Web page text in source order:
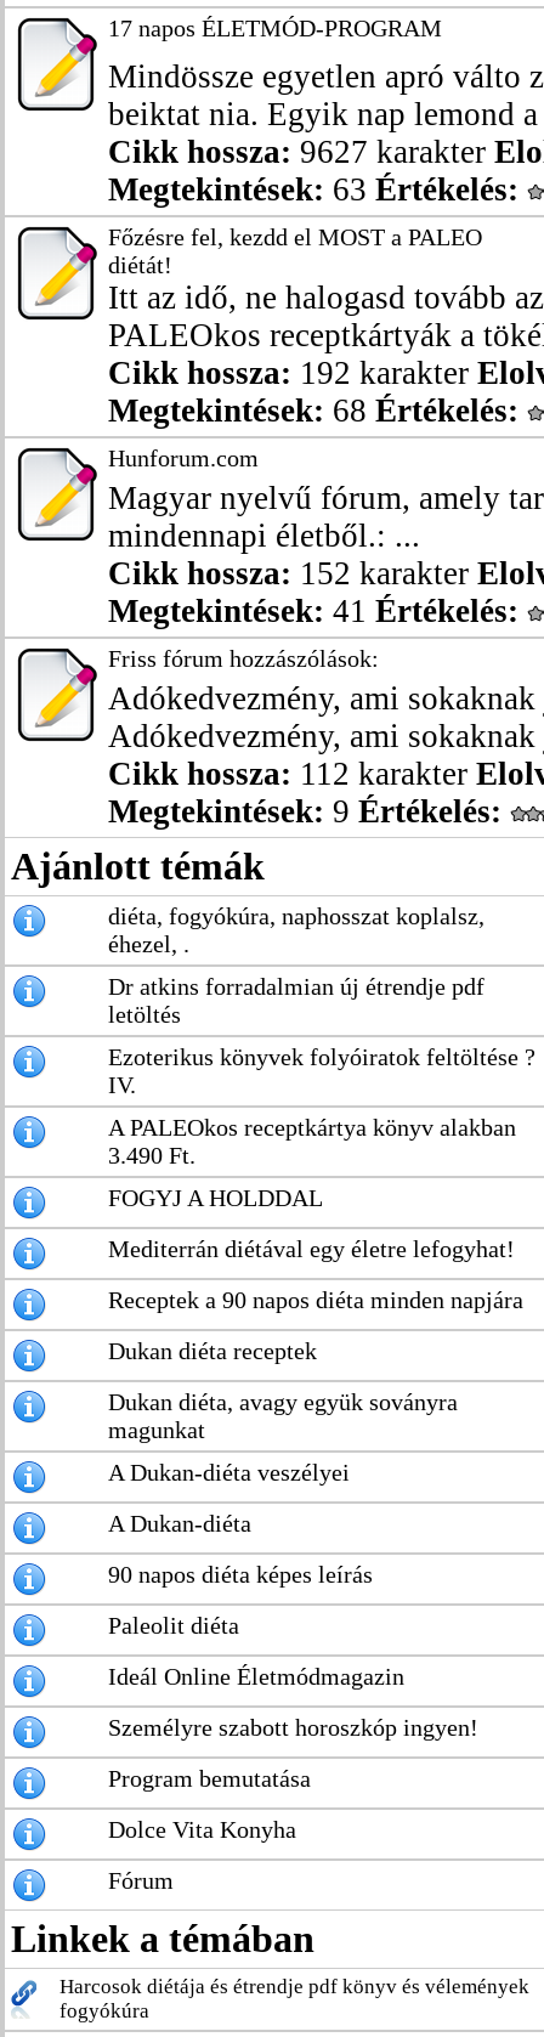
17 napos ÉLETMÓD-PROGRAM
Mindössze egyetlen apró válto
beiktat nia. Egyik nap lemond
Cikk hossza: 9627 karakter
Megtekintések: 63 Értékelés:
Főzésre fel, kezdd el MOST a PALEO
diétát!
Itt az idő, ne halogasd tovább
PALEOkos receptkártyák a
Cikk hossza: 192 karakter
Megtekintések: 68 Értékelés:
Hunforum.com
Magyar nyelvű fórum, amely
mindennapi életből.: ...
Cikk hossza: 152 karakter
Megtekintések: 41 Értékelés:
Friss fórum hozzászólások:
Adókedvezmény, ami
Adókedvezmény, ami sokaknak
Cikk hossza: 112 karakter
Megtekintések: 9 Értékelés:
Ajánlott témák
diéta, fogyókúra, naphosszat koplalsz,
éhezel, .
Dr atkins forradalmian új étrendje pdf
letöltés
Ezoterikus könyvek folyóiratok feltöltése ?
IV.
A PALEOkos receptkártya könyv alakban
3.490 Ft.
FOGYJ A HOLDDAL
Mediterrán diétával egy életre lefogyhat!
Receptek a 90 napos diéta minden napjára
Dukan diéta receptek
Dukan diéta, avagy együk soványra
magunkat
A Dukan-diéta veszélyei
A Dukan-diéta
90 napos diéta képes leírás
Paleolit diéta
Ideál Online Életmódmagazin
Személyre szabott horoszkóp ingyen!
Program bemutatása
Dolce Vita Konyha
Fórum
Linkek a témában
Harcosok diétája és étrendje pdf könyv és vélemények
fogyókúra